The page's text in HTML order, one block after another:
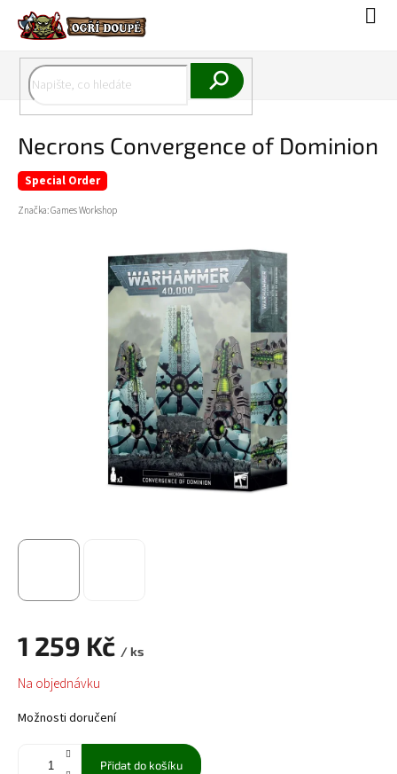
obsah
Necrons Convergence of Dominion
Special Order
Značka:Games Workshop
1 259 Kč / ks
Měrná
cena:
Na objednávku
Možnosti doručení
Přidat do košíku